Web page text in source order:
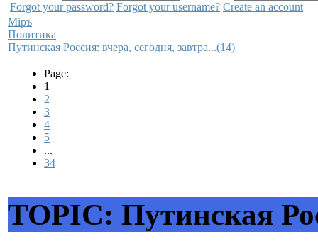
Forgot your password? Forgot your username? Create an account
Мiръ
Политика
Путинская Россия: вчера, сегодня, завтра...(14)
Page:
1
2
3
4
5
...
34
TOPIC: Путинская